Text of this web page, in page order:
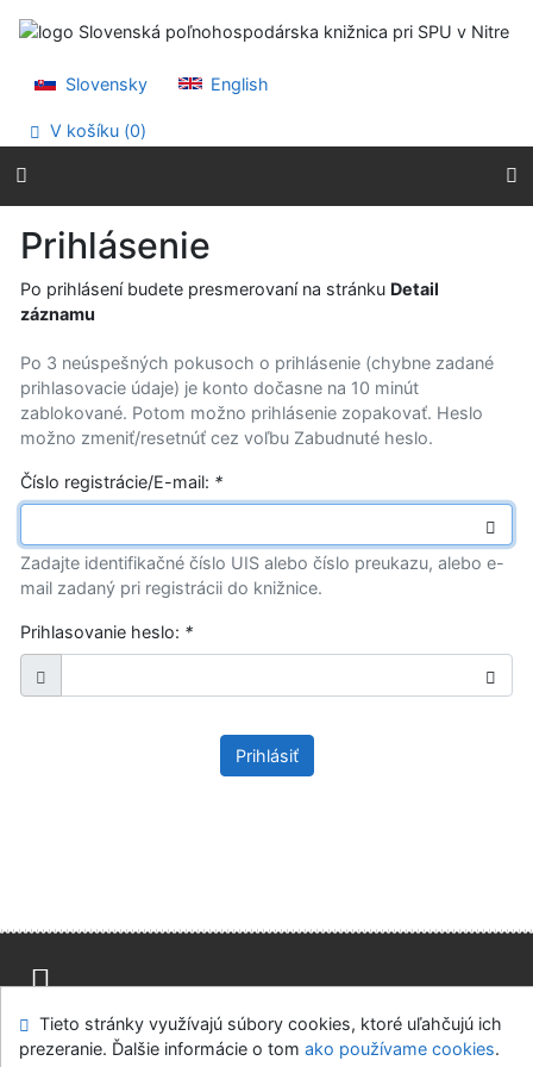
Prejsť na menu
Slovensky
English
V košíku (0)
Prihlásenie
Po prihlásení budete presmerovaní na stránku Detail
záznamu
Po 3 neúspešných pokusoch o prihlásenie (chybne zadané
prihlasovacie údaje) je konto dočasne na 10 minút
zablokované. Potom možno prihlásenie zopakovať. Heslo
možno zmeniť/resetnúť cez voľbu Zabudnuté heslo.
Číslo registrácie/E-mail: *
Zadajte identifikačné číslo UIS alebo číslo preukazu, alebo e-
mail zadaný pri registrácii do knižnice.
Prihlasovanie heslo: *
Prihlásiť
Mapa stránok Prístupnosť
Súkromie
Modul OpenSearch
Napíšte nám Nastavenie cookies
Tieto stránky využívajú súbory cookies, ktoré uľahčujú ich
prezeranie. Ďalšie informácie o tom ako používame cookies.